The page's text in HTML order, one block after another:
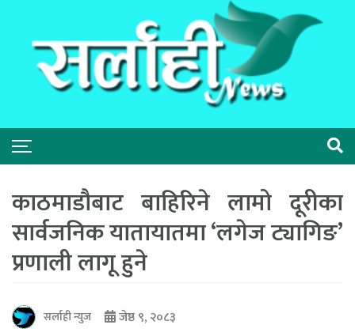
काठमाडौबाट बाहिरिने लामो दूरीका
सार्वजनिक यातायातमा ‘लगेज ट्यागिङ’
प्रणाली लागू हुने
सर्लाही न्युज जेष्ठ ९, २०८३